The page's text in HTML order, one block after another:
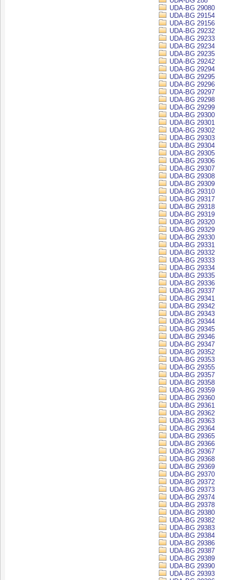
UDA-BG 29080
UDA-BG 29154
UDA-BG 29156
UDA-BG 29232
UDA-BG 29233
UDA-BG 29234
UDA-BG 29235
UDA-BG 29242
UDA-BG 29294
UDA-BG 29295
UDA-BG 29296
UDA-BG 29297
UDA-BG 29298
UDA-BG 29299
UDA-BG 29300
UDA-BG 29301
UDA-BG 29302
UDA-BG 29303
UDA-BG 29304
UDA-BG 29305
UDA-BG 29306
UDA-BG 29307
UDA-BG 29308
UDA-BG 29309
UDA-BG 29310
UDA-BG 29317
UDA-BG 29318
UDA-BG 29319
UDA-BG 29320
UDA-BG 29329
UDA-BG 29330
UDA-BG 29331
UDA-BG 29332
UDA-BG 29333
UDA-BG 29334
UDA-BG 29335
UDA-BG 29336
UDA-BG 29337
UDA-BG 29341
UDA-BG 29342
UDA-BG 29343
UDA-BG 29344
UDA-BG 29345
UDA-BG 29346
UDA-BG 29347
UDA-BG 29352
UDA-BG 29353
UDA-BG 29355
UDA-BG 29357
UDA-BG 29358
UDA-BG 29359
UDA-BG 29360
UDA-BG 29361
UDA-BG 29362
UDA-BG 29363
UDA-BG 29364
UDA-BG 29365
UDA-BG 29366
UDA-BG 29367
UDA-BG 29368
UDA-BG 29369
UDA-BG 29370
UDA-BG 29372
UDA-BG 29373
UDA-BG 29374
UDA-BG 29378
UDA-BG 29380
UDA-BG 29382
UDA-BG 29383
UDA-BG 29384
UDA-BG 29386
UDA-BG 29387
UDA-BG 29389
UDA-BG 29390
UDA-BG 29393